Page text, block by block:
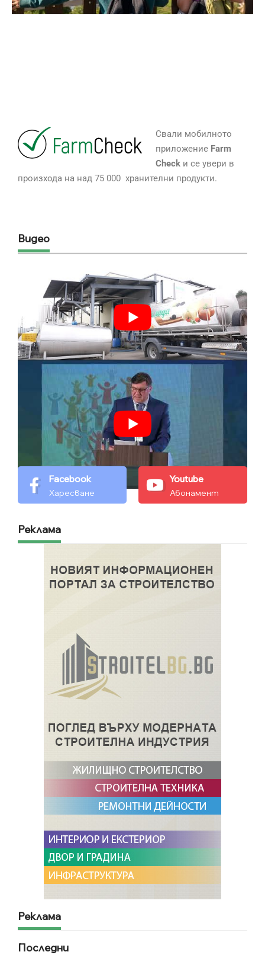
Свали мобилното
приложение Farm
Checkи се увери в
произхода на над 75 000 хранителни продукти.
Видео
Facebook
Харесване
Youtube
Абонамент
Реклама
Реклама
Последни